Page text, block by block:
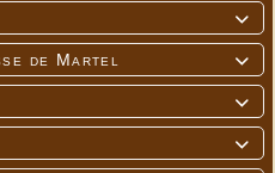


de Martel

